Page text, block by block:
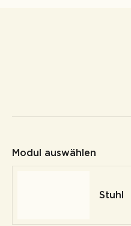
Modul auswählen
Stuhl